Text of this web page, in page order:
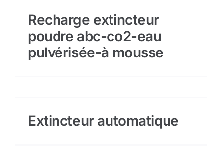
Recharge extincteur
poudre abc-co2-eau
pulvérisée-à mousse
Extincteur automatique